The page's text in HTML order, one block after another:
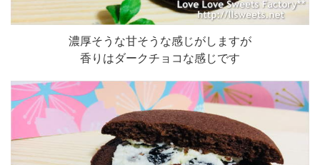
濃厚そうな甘そうな感じがしますが
香りはダークチョコな感じです